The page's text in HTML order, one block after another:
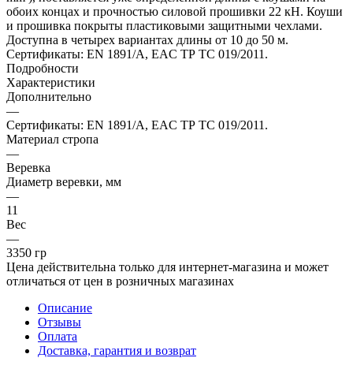
обоих концах и прочностью силовой прошивки 22 кН. Коуши
и прошивка покрыты пластиковыми защитными чехлами.
Доступна в четырех вариантах длины от 10 до 50 м.
Сертификаты: EN 1891/A, EAC ТР ТС 019/2011.
Подробности
Характеристики
Дополнительно
—
Сертификаты: EN 1891/A, EAC ТР ТС 019/2011.
Материал стропа
—
Веревка
Диаметр веревки, мм
—
11
Вес
—
3350 гр
Цена действительна только для интернет-магазина и может
отличаться от цен в розничных магазинах
Описание
Отзывы
Оплата
Доставка, гарантия и возврат